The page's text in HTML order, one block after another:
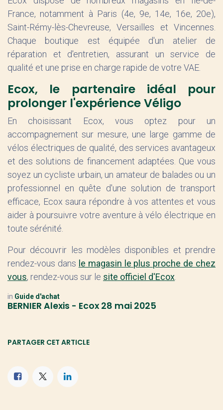
France, notamment à Paris (4e, 9e, 14e, 16e, 20e),
Saint-Rémy-lès-Chevreuse, Versailles et Vincennes.
Chaque boutique est équipée d'un atelier de
réparation et d'entretien, assurant un service de
qualité et une prise en charge rapide de votre VAE.
Ecox, le partenaire idéal pour
prolonger l'expérience Véligo
En choisissant Ecox, vous optez pour un
accompagnement sur mesure, une large gamme de
vélos électriques de qualité, des services avantageux
et des solutions de financement adaptées. Que vous
soyez un cycliste urbain, un amateur de balades ou un
professionnel en quête d'une solution de transport
efficace, Ecox saura répondre à vos attentes et vous
aider à poursuivre votre aventure à vélo électrique en
toute sérénité.
Pour découvrir les modèles disponibles et prendre
rendez-vous dans le magasin le plus proche de chez
vous, rendez-vous sur le site officiel d'Ecox
in Guide d'achat
BERNIER Alexis - Ecox 28 mai 2025
PARTAGER CET ARTICLE